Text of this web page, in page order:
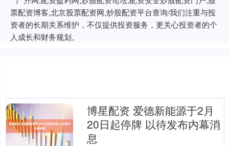
票配资博客,北京股票配资网,炒股配资平台查询/我们注重与投
资者的长期关系维护，不仅提供投资服务，更关心投资者的个
人成长和财务规划。
博星配资 爱德新能源于2月
20日起停牌 以待发布内幕消
息